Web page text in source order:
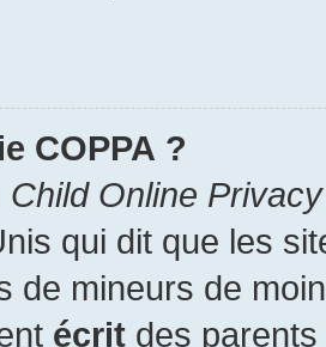
COPPA ?
Child Online
qui dit que les
de mineurs de
écrit des parents